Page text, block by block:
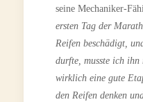
seine Mechaniker-
ersten Tag der
Reifen beschädigt,
durfte, musste ich ihn
wirklich eine gute
den Reifen denken